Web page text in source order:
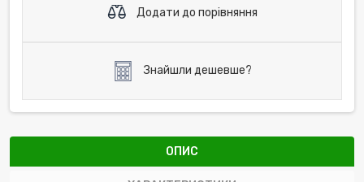
Додати до порівняння
Знайшли дешевше?
ОПИС